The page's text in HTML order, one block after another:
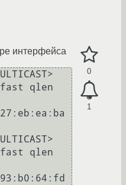
0
1
интерфейса
qlen
qlen